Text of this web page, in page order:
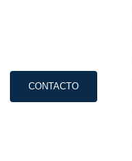
CONTACTO